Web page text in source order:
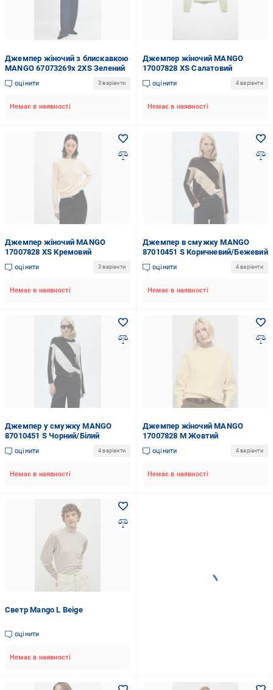
Джемпер жіночий з блискавкою
MANGO 67073269x 2XS Зелений
оцінити 3 варіанти
Немає в наявності
Джемпер жіночий MANGO
17007828 XS Салатовий
оцінити 4 варіанти
Немає в наявності
Джемпер жіночий MANGO
17007828 XS Кремовий
оцінити 3 варіанти
Немає в наявності
Джемпер в смужку MANGO
87010451 S Коричневий/Бежевий
оцінити 4 варіанти
Немає в наявності
Джемпер у смужку MANGO
87010451 S Чорний/Білий
оцінити 4 варіанти
Немає в наявності
Джемпер жіночий MANGO
17007828 M Жовтий
оцінити 4 варіанти
Немає в наявності
Светр Mango L Beige
оцінити
Немає в наявності